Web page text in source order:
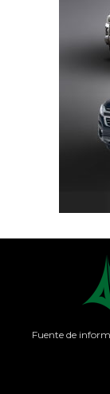
Fuente de